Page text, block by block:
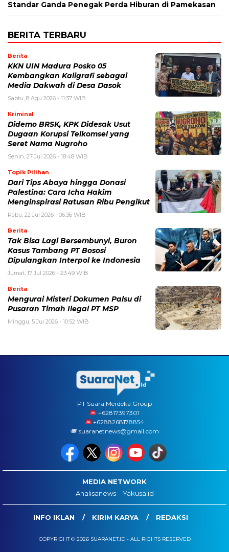
Standar Ganda Penegak Perda Hiburan di Pamekasan
BERITA TERBARU
Berita
KKN UIN Madura Posko 05
Kembangkan Kaligrafi sebagai
Media Dakwah di Desa Dasok
Sabtu, 8 Agu 2026 - 11:37 WIB
Kriminal
Didemo BRSK, KPK Didesak Usut
Dugaan Korupsi Telkomsel yang
Seret Nama Nugroho
Senin, 27 Jul 2026 - 18:48 WIB
Topik Pilihan
Dari Tips Abaya hingga Donasi
Palestina: Cara Icha Hakim
Menginspirasi Ratusan Ribu Pengikut
Rabu, 22 Jul 2026 - 06:36 WIB
Berita
Tak Bisa Lagi Bersembunyi, Buron
Kasus Tambang PT Bososi
Dipulangkan Interpol ke Indonesia
Jumat, 17 Jul 2026 - 23:49 WIB
Berita
Mengurai Misteri Dokumen Palsu di
Pusaran Timah Ilegal PT MSP
Minggu, 5 Jul 2026 - 10:52 WIB
PT Suara Merdeka Group
‪+62817397301
+6288268178854
suaranetnews@gmail.com
MEDIA NETWORK
Analisanews
Yakusa.id
INFO IKLAN KIRIM KARYA REDAKSI
COPYRIGHT © 2026 SUARANET.ID - ALL RIGHTS RESERVED